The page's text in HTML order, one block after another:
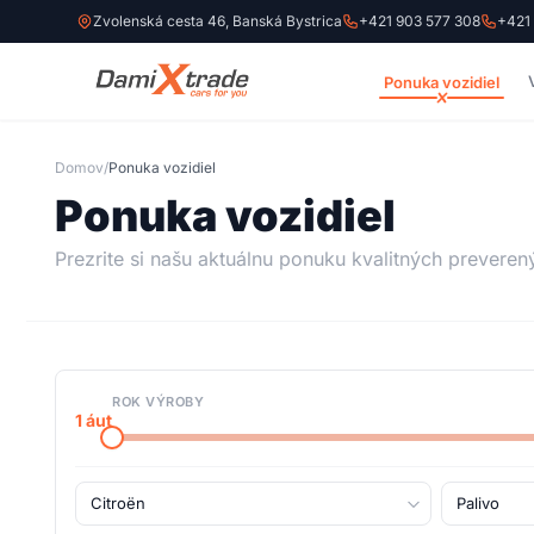
Zvolenská cesta 46, Banská Bystrica +421 903 577 308
Ponuka vozidiel
Domov/Ponuka vozidiel
Ponuka vozidiel
Prezrite si našu aktuálnu ponuku kvalitných
1áut
ROK VÝROBY